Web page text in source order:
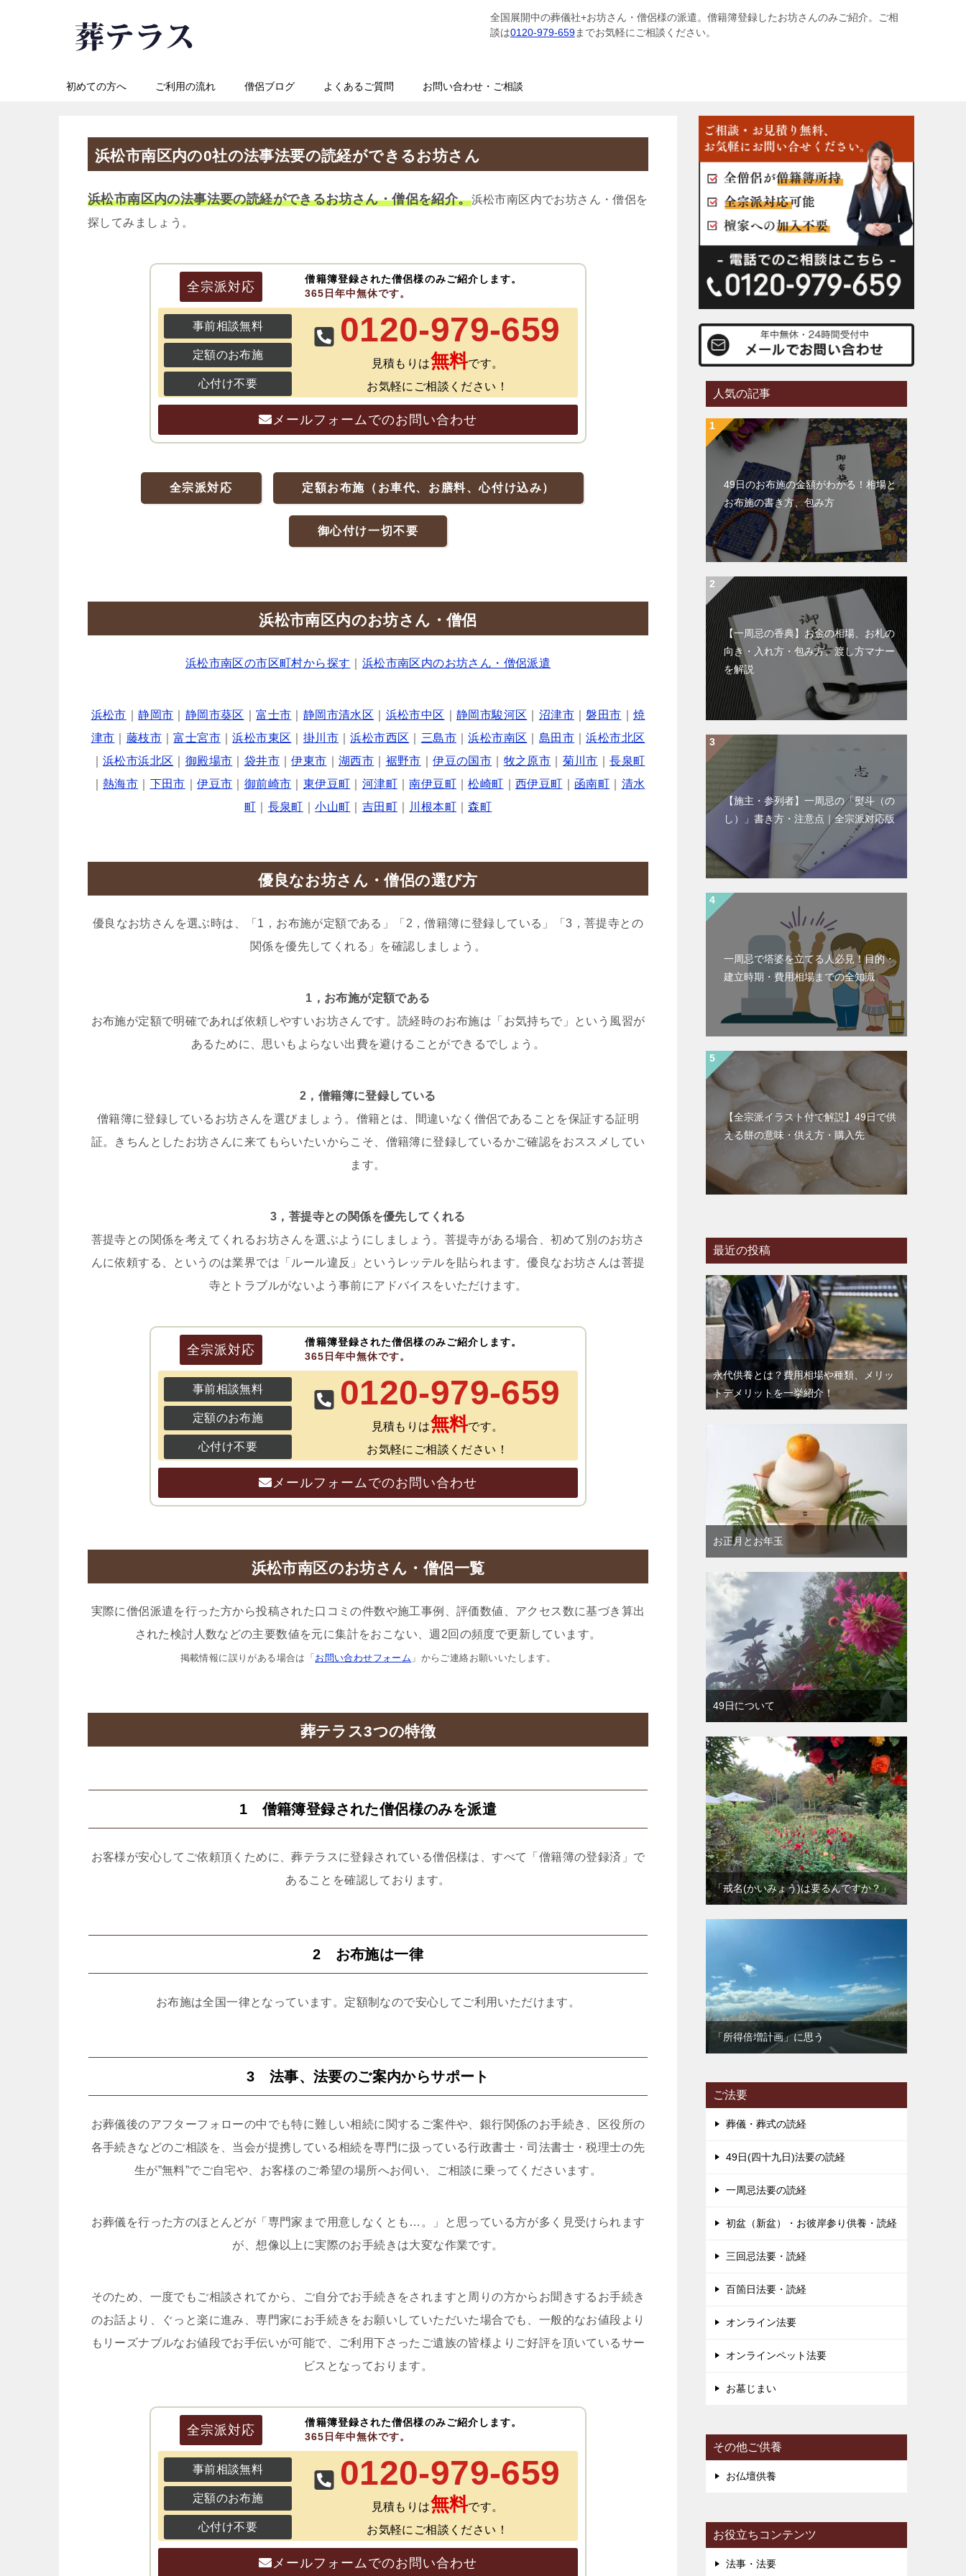
全国展開中の葬儀社+お坊さん・僧侶様の派遣。僧籍簿登録したお坊さんのみご紹介。ご相
談は0120-979-659までお気軽にご相談ください。
初めての方へ ご利用の流れ 僧侶ブログ よくあるご質問 お問い合わせ・ご相談
浜松市南区内の0社の法事法要の読経ができるお坊さん
浜松市南区内の法事法要の読経ができるお坊さん・僧侶を紹介。浜松市南区内でお坊さん・僧侶を
探してみましょう。
全宗派対応
僧籍簿登録された僧侶様のみご紹介します。
365日年中無休です。
事前相談無料
定額のお布施
心付け不要
0120-979-659
見積もりは無料です。
お気軽にご相談ください！
メールフォームでのお問い合わせ
全宗派対応 定額お布施（お車代、お膳料、心付け込み）
御心付け一切不要
浜松市南区内のお坊さん・僧侶
浜松市南区の市区町村から探す 浜松市南区内のお坊さん・僧侶派遣
浜松市 ｜静岡市 静岡市葵区 ｜富士市 静岡市清水区 浜松市中区 静岡市駿河区 沼津市 ｜磐田市 ｜焼
津市
藤枝市｜富士宮市｜浜松市東区 掛川市 ｜浜松市西区 三島市 ｜浜松市南区 島田市 ｜浜松市北区
浜松市浜北区 御殿場市 袋井市｜伊東市 湖西市 裾野市 ｜伊豆の国市 牧之原市 菊川市 ｜長泉町
熱海市 下田市 ｜伊豆市 御前崎市 東伊豆町 河津町 ｜南伊豆町 ｜松崎町 ｜西伊豆町 函南町
清水
町
長泉町 ｜小山町 吉田町 川根本町 ｜森町
優良なお坊さん・僧侶の選び方
優良なお坊さんを選ぶ時は、「1，お布施が定額である」「2，僧籍簿に登録している」「3，菩提寺との
関係を優先してくれる」を確認しましょう。
1，お布施が定額である
お布施が定額で明確であれば依頼しやすいお坊さんです。読経時のお布施は「お気持ちで」という風習が
あるために、思いもよらない出費を避けることができるでしょう。
2，僧籍簿に登録している
僧籍簿に登録しているお坊さんを選びましょう。僧籍とは、間違いなく僧侶であることを保証する証明
証。きちんとしたお坊さんに来てもらいたいからこそ、僧籍簿に登録しているかご確認をおススメしてい
ます。
3，菩提寺との関係を優先してくれる
菩提寺との関係を考えてくれるお坊さんを選ぶようにしましょう。菩提寺がある場合、初めて別のお坊さ
んに依頼する、というのは業界では「ルール違反」というレッテルを貼られます。優良なお坊さんは菩提
寺とトラブルがないよう事前にアドバイスをいただけます。
全宗派対応
僧籍簿登録された僧侶様のみご紹介します。
365日年中無休です。
事前相談無料
定額のお布施
心付け不要
0120-979-659
見積もりは無料です。
お気軽にご相談ください！
メールフォームでのお問い合わせ
浜松市南区のお坊さん・僧侶一覧
実際に僧侶派遣を行った方から投稿された口コミの件数や施工事例、評価数値、アクセス数に基づき算出
された検討人数などの主要数値を元に集計をおこない、週2回の頻度で更新しています。
掲載情報に誤りがある場合は「 お問い合わせフォーム 」からご連絡お願いいたします。
葬テラス3つの特徴
1 僧籍簿登録された僧侶様のみを派遣
お客様が安心してご依頼頂くために、葬テラスに登録されている僧侶様は、すべて「僧籍簿の登録済」で
あることを確認しております。
2 お布施は一律
お布施は全国一律となっています。定額制なので安心してご利用いただけます。
3 法事、法要のご案内からサポート
お葬儀後のアフターフォローの中でも特に難しい相続に関するご案件や、銀行関係のお手続き、区役所の
各手続きなどのご相談を、当会が提携している相続を専門に扱っている行政書士・司法書士・税理士の先
生が”無料”でご自宅や、お客様のご希望の場所へお伺い、ご相談に乗ってくださいます。
お葬儀を行った方のほとんどが「専門家まで用意しなくとも…。」と思っている方が多く見受けられます
が、想像以上に実際のお手続きは大変な作業です。
そのため、一度でもご相談されてから、ご自分でお手続きをされますと周りの方からお聞きするお手続き
のお話より、ぐっと楽に進み、専門家にお手続きをお願いしていただいた場合でも、一般的なお値段より
もリーズナブルなお値段でお手伝いが可能で、ご利用下さったご遺族の皆様よりご好評を頂いているサー
ビスとなっております。
全宗派対応
僧籍簿登録された僧侶様のみご紹介します。
365日年中無休です。
事前相談無料
定額のお布施
心付け不要
0120-979-659
見積もりは無料です。
お気軽にご相談ください！
メールフォームでのお問い合わせ
人気の記事
49日のお布施の金額がわかる！相場と
お布施の書き方、包み方
【一周忌の香典】お金の相場、お札の
向き・入れ方・包み方、渡し方マナー
を解説
【施主・参列者】一周忌の「熨斗（の
し）」書き方・注意点｜全宗派対応版
一周忌で塔婆を立てる人必見！目的・
建立時期・費用相場までの全知識
【全宗派イラスト付で解説】49日で供
える餅の意味・供え方・購入先
最近の投稿
永代供養とは？費用相場や種類、メリッ
トデメリットを一挙紹介！
お正月とお年玉
49日について
「戒名(かいみょう)は要るんですか？」
「所得倍増計画」に思う
ご法要
葬儀・葬式の読経
49日(四十九日)法要の読経
一周忌法要の読経
初盆（新盆）・お彼岸参り供養・読経
三回忌法要・読経
百箇日法要・読経
オンライン法要
オンラインペット法要
お墓じまい
その他ご供養
お仏壇供養
お役立ちコンテンツ
法事・法要